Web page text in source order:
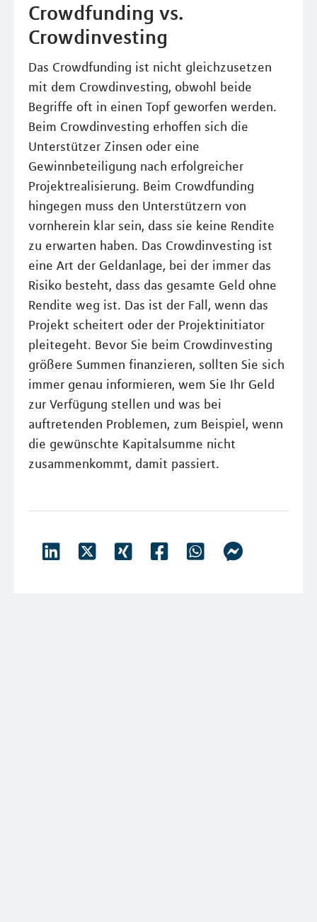
Crowdfunding vs.
Crowdinvesting
Das Crowdfunding ist nicht gleichzusetzen
mit dem Crowdinvesting, obwohl beide
Begriffe oft in einen Topf geworfen werden.
Beim Crowdinvesting erhoffen sich die
Unterstützer Zinsen oder eine
Gewinnbeteiligung nach erfolgreicher
Projektrealisierung. Beim Crowdfunding
hingegen muss den Unterstützern von
vornherein klar sein, dass sie keine Rendite
zu erwarten haben. Das Crowdinvesting ist
eine Art der Geldanlage, bei der immer das
Risiko besteht, dass das gesamte Geld ohne
Rendite weg ist. Das ist der Fall, wenn das
Projekt scheitert oder der Projektinitiator
pleitegeht. Bevor Sie beim Crowdinvesting
größere Summen finanzieren, sollten Sie sich
immer genau informieren, wem Sie Ihr Geld
zur Verfügung stellen und was bei
auftretenden Problemen, zum Beispiel, wenn
die gewünschte Kapitalsumme nicht
zusammenkommt, damit passiert.